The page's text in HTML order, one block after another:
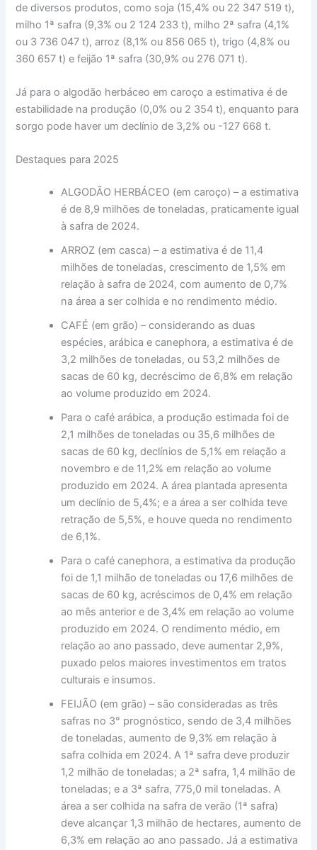
de diversos produtos, como soja (15,4% ou 22 347 519 t),
milho 1ª safra (9,3% ou 2 124 233 t), milho 2ª safra (4,1%
ou 3 736 047 t), arroz (8,1% ou 856 065 t), trigo (4,8% ou
360 657 t) e feijão 1ª safra (30,9% ou 276 071 t).
Já para o algodão herbáceo em caroço a estimativa é de
estabilidade na produção (0,0% ou 2 354 t), enquanto para
sorgo pode haver um declínio de 3,2% ou -127 668 t.
Destaques para 2025
ALGODÃO HERBÁCEO (em caroço) – a estimativa
é de 8,9 milhões de toneladas, praticamente igual
à safra de 2024.
ARROZ (em casca) – a estimativa é de 11,4
milhões de toneladas, crescimento de 1,5% em
relação à safra de 2024, com aumento de 0,7%
na área a ser colhida e no rendimento médio.
CAFÉ (em grão) – considerando as duas
espécies, arábica e canephora, a estimativa é de
3,2 milhões de toneladas, ou 53,2 milhões de
sacas de 60 kg, decréscimo de 6,8% em relação
ao volume produzido em 2024.
Para o café arábica, a produção estimada foi de
2,1 milhões de toneladas ou 35,6 milhões de
sacas de 60 kg, declínios de 5,1% em relação a
novembro e de 11,2% em relação ao volume
produzido em 2024. A área plantada apresenta
um declínio de 5,4%; e a área a ser colhida teve
retração de 5,5%, e houve queda no rendimento
de 6,1%.
Para o café canephora, a estimativa da produção
foi de 1,1 milhão de toneladas ou 17,6 milhões de
sacas de 60 kg, acréscimos de 0,4% em relação
ao mês anterior e de 3,4% em relação ao volume
produzido em 2024. O rendimento médio, em
relação ao ano passado, deve aumentar 2,9%,
puxado pelos maiores investimentos em tratos
culturais e insumos.
FEIJÃO (em grão) – são consideradas as três
safras no 3° prognóstico, sendo de 3,4 milhões
de toneladas, aumento de 9,3% em relação à
safra colhida em 2024. A 1ª safra deve produzir
1,2 milhão de toneladas; a 2ª safra, 1,4 milhão de
toneladas; e a 3ª safra, 775,0 mil toneladas. A
área a ser colhida na safra de verão (1ª safra)
deve alcançar 1,3 milhão de hectares, aumento de
6,3% em relação ao ano passado. Já a estimativa